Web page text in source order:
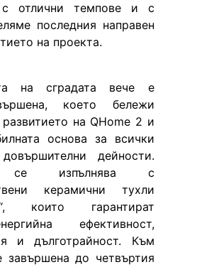
с отлични темпове и с
последния направен
на проекта.
на сградата вече е
което бележи
на QHome 2 и
основа за всички
дейности.
се изпълнява с
керамични тухли
които гарантират
ефективност,
и дълготрайност. Към
завършена до четвъртия